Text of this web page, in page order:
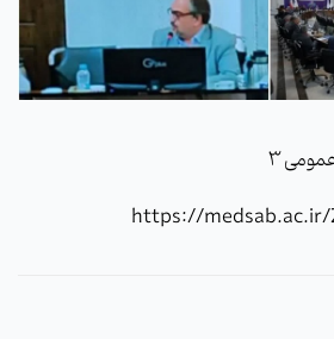
3
https://medsab.ac.ir/